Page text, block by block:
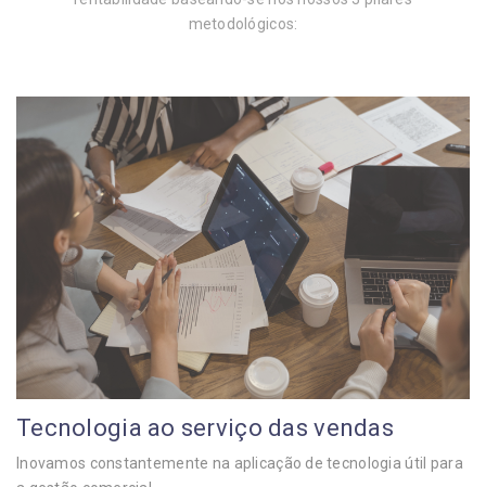
metodológicos:
Tecnologia ao serviço das vendas
Inovamos constantemente na aplicação de tecnologia útil para